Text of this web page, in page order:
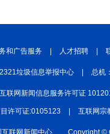
和广告服务 人才招聘
垃圾信息举报中心 总机
互联网新闻信息服务许可证
许可证:0105123 互联网宗
互联网新闻中心 Copyright ©